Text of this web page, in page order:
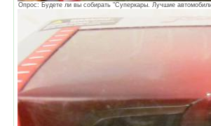
Опрос: Будете ли вы собирать "Суперкары. Лучшие